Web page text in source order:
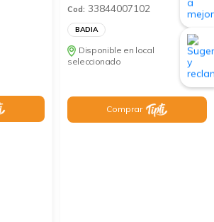
Cod: 33844007102
BADIA
Disponible en local
seleccionado
Comprar